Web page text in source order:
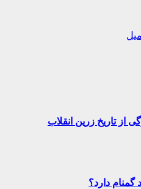
از تاریخ زرین انقلاب
دارد؟